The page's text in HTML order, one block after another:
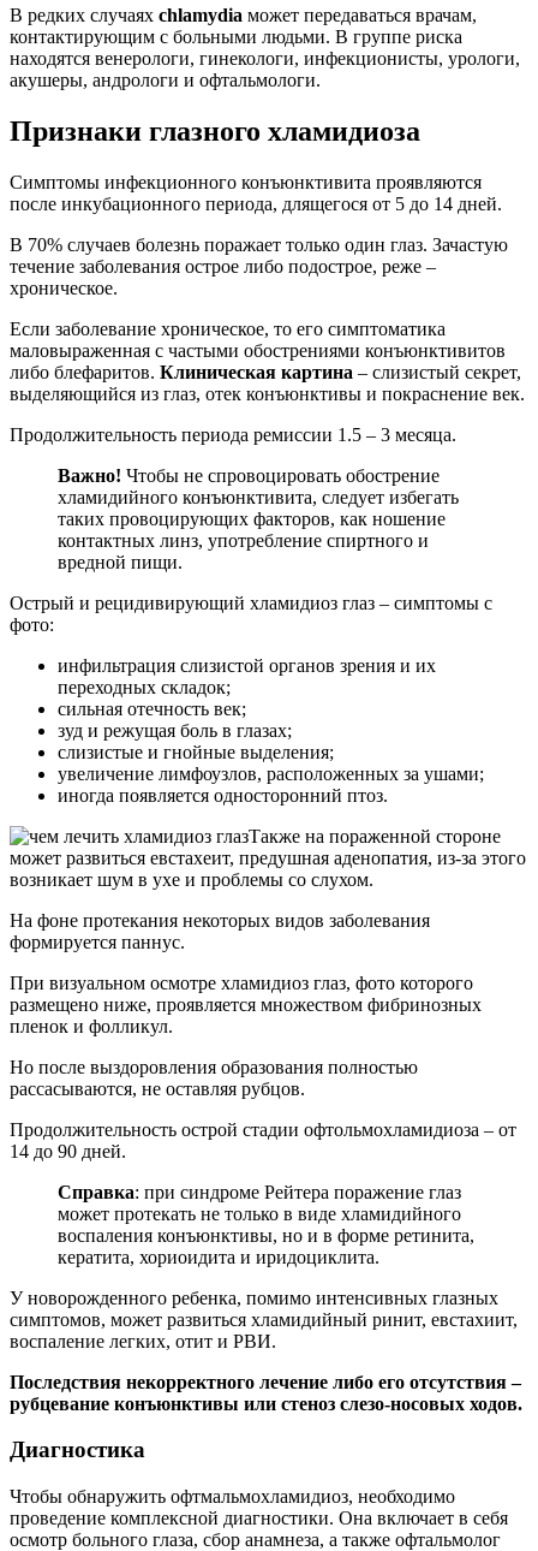
В редких случаях сhlamydia может передаваться врачам,
контактирующим с больными людьми. В группе риска
находятся венерологи, гинекологи, инфекционисты, урологи,
акушеры, андрологи и офтальмологи.
Признаки глазного хламидиоза
Симптомы инфекционного конъюнктивита проявляются
после инкубационного периода, длящегося от 5 до 14 дней.
В 70% случаев болезнь поражает только один глаз. Зачастую
течение заболевания острое либо подострое, реже –
хроническое.
Если заболевание хроническое, то его симптоматика
маловыраженная с частыми обострениями конъюнктивитов
либо блефаритов. Клиническая картина – слизистый секрет,
выделяющийся из глаз, отек конъюнктивы и покраснение век.
Продолжительность периода ремиссии 1.5 – 3 месяца.
Важно! Чтобы не спровоцировать обострение
хламидийного конъюнктивита, следует избегать
таких провоцирующих факторов, как ношение
контактных линз, употребление спиртного и
вредной пищи.
Острый и рецидивирующий хламидиоз глаз – симптомы с
фото:
инфильтрация слизистой органов зрения и их
переходных складок;
сильная отечность век;
зуд и режущая боль в глазах;
слизистые и гнойные выделения;
увеличение лимфоузлов, расположенных за ушами;
иногда появляется односторонний птоз.
Также на пораженной стороне
может развиться евстахеит, предушная аденопатия, из-за этого
возникает шум в ухе и проблемы со слухом.
На фоне протекания некоторых видов заболевания
формируется паннус.
При визуальном осмотре хламидиоз глаз, фото которого
размещено ниже, проявляется множеством фибринозных
пленок и фолликул.
Но после выздоровления образования полностью
рассасываются, не оставляя рубцов.
Продолжительность острой стадии офтольмохламидиоза – от
14 до 90 дней.
Справка: при синдроме Рейтера поражение глаз
может протекать не только в виде хламидийного
воспаления конъюнктивы, но и в форме ретинита,
кератита, хориоидита и иридоциклита.
У новорожденного ребенка, помимо интенсивных глазных
симптомов, может развиться хламидийный ринит, евстахиит,
воспаление легких, отит и РВИ.
Последствия некорректного лечение либо его отсутствия –
рубцевание конъюнктивы или стеноз слезо-носовых ходов.
Диагностика
Чтобы обнаружить офтмальмохламидиоз, необходимо
проведение комплексной диагностики. Она включает в себя
осмотр больного глаза, сбор анамнеза, а также офтальмолог